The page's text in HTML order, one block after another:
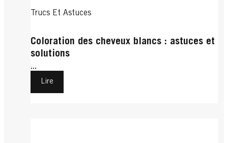
Trucs Et Astuces
Coloration des cheveux blancs : astuces et
solutions
...
Lire